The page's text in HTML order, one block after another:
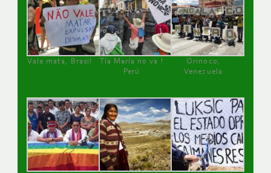
Vale mata, Brasil
Tía María no va !
Perú
Orinoco,
Venezuela